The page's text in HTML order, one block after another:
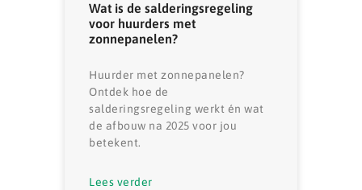
Wat is de salderingsregeling
voor huurders met
zonnepanelen?
Huurder met zonnepanelen?
Ontdek hoe de
salderingsregeling werkt én wat
de afbouw na 2025 voor jou
betekent.
Lees verder